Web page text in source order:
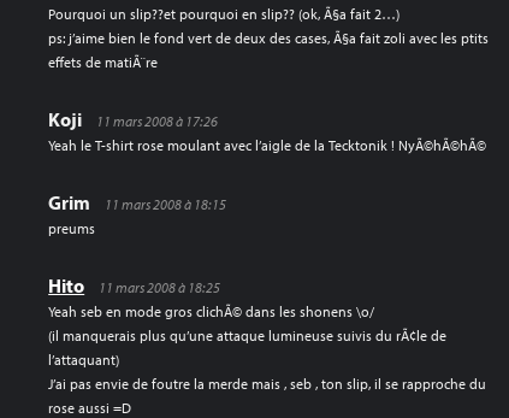
Pourquoi un slip??et pourquoi en slip?? (ok, Ã§a fait 2…)
ps: j’aime bien le fond vert de deux des cases, Ã§a fait zoli avec les ptits
effets de matiÃ¨re
Koji
11 mars 2008 à 17:26
Yeah le T-shirt rose moulant avec l’aigle de la Tecktonik ! NyÃ©hÃ©hÃ©
Grim
11 mars 2008 à 18:15
preums
Hito
11 mars 2008 à 18:25
Yeah seb en mode gros clichÃ© dans les shonens \o/
(il manquerais plus qu’une attaque lumineuse suivis du rÃ¢le de
l’attaquant)
J’ai pas envie de foutre la merde mais , seb , ton slip, il se rapproche du
rose aussi =D